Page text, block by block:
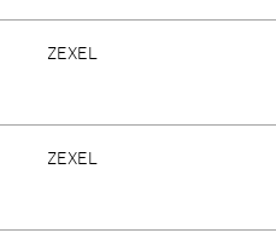
ZEXEL
ZEXEL